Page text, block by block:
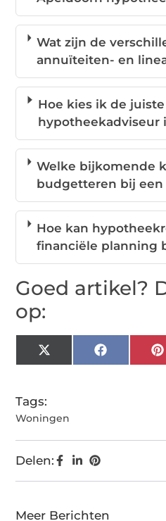
Wat zijn de
annuïteiten- en
Hoe kies ik de juiste
hypotheekadviseur
Welke bijkomende
budgetteren bij
Hoe kan
financiële planning
Goed artikel?
op:
X
(Twitter)
Facebook
Tags:
Woningen
Delen:
Meer Berichten